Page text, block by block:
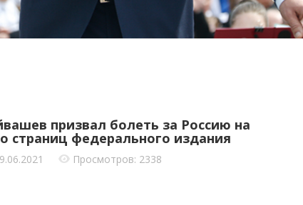
призвал болеть за Россию на
страниц федерального издания
Просмотров: 2338